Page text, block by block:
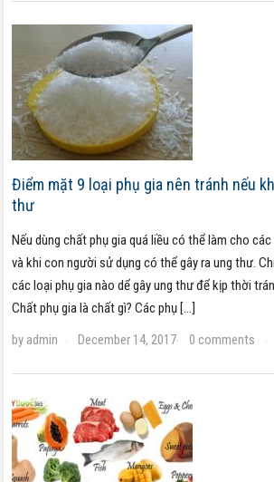
Điểm mặt 9 loại phụ gia nên tránh nếu
thư
Nếu dùng chất phụ gia quá liều có thể làm cho
và khi con người sử dụng có thể gây ra ung thư.
các loại phụ gia nào dể gây ung thư để kịp thời
Chất phụ gia là chất gì? Các phụ […]
by admin · December 14, 2017· 0 comments ·